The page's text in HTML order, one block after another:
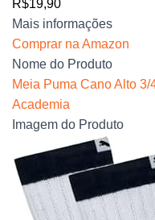
R$19,90
Mais informações
Comprar na Amazon
Nome do Produto
Meia Puma Cano Alto
Academia
Imagem do Produto